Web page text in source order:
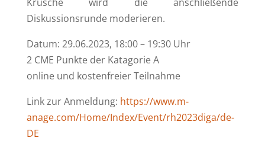
Diskussionsrunde moderieren.
Datum: 29.06.2023, 18:00 – 19:30 Uhr
2 CME Punkte der Katagorie A
online und kostenfreier Teilnahme
Link zur Anmeldung: https://www.m-
anage.com/Home/Index/Event/rh2023diga/de-
DE